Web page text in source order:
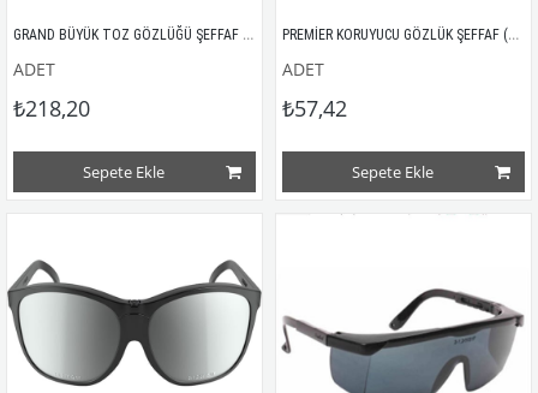
GRAND BÜYÜK TOZ GÖZLÜĞÜ ŞEFFAF TAM KORUMA (S550)
ADET
₺218,20
Sepete Ekle
PREMİER KORUYUCU GÖZLÜK ŞEFFAF (S400)
ADET
₺57,42
Sepete Ekle